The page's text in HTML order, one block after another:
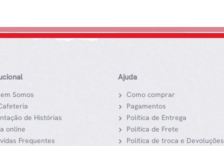
Somos
de Histórias
online
Frequentes
Ajuda
Como comprar
Pagamentos
Política de Entrega
Política de Frete
Política de troca e Devoluções